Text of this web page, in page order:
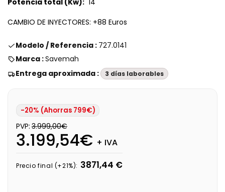
Potencia total (Kw): 14
CAMBIO DE INYECTORES: +88 Euros
Modelo / Referencia : 727.0141
Marca :Savemah
Entrega aproximada :
3 días laborables
-20% (Ahorras 799€)
PVP: 3.999,00€
3.199,54€ + IVA
Precio final (+21%): 3871,44 €